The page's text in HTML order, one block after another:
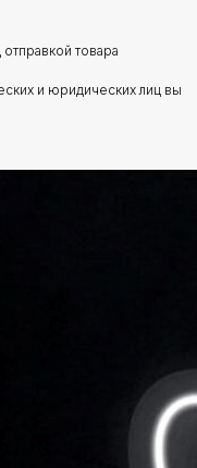
товара
и юридических лиц вы